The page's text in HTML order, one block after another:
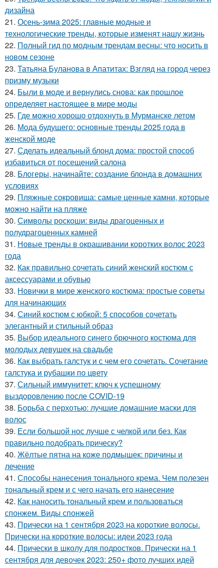
дизайна
21. Осень-зима 2025: главные модные и
технологические тренды, которые изменят нашу жизнь
22. Полный гид по модным трендам весны: что носить в
новом сезоне
23. Татьяна Буланова в Апатитах: Взгляд на город через
призму музыки
24. Были в моде и вернулись снова: как прошлое
определяет настоящее в мире моды
25. Где можно хорошо отдохнуть в Мурманске летом
26. Мода будущего: основные тренды 2025 года в
женской моде
27. Сделать идеальный блонд дома: простой способ
избавиться от посещений салона
28. Блогеры, начинайте: создание блонда в домашних
условиях
29. Пляжные сокровища: самые ценные камни, которые
можно найти на пляже
30. Символы роскоши: виды драгоценных и
полудрагоценных камней
31. Новые тренды в окрашивании коротких волос 2023
года
32. Как правильно сочетать синий женский костюм с
аксессуарами и обувью
33. Новички в мире женского костюма: простые советы
для начинающих
34. Синий костюм с юбкой: 5 способов сочетать
элегантный и стильный образ
35. Выбор идеального синего брючного костюма для
молодых девушек на свадьбе
36. Как выбрать галстук и с чем его сочетать. Сочетание
галстука и рубашки по цвету
37. Сильный иммунитет: ключ к успешному
выздоровлению после COVID-19
38. Борьба с перхотью: лучшие домашние маски для
волос
39. Если большой нос лучше с челкой или без. Как
правильно подобрать прическу?
40. Жёлтые пятна на коже подмышек: причины и
лечение
41. Способы нанесения тонального крема. Чем полезен
тональный крем и с чего начать его нанесение
42. Как наносить тональный крем и пользоваться
спонжем. Виды спонжей
43. Прически на 1 сентября 2023 на короткие волосы.
Прически на короткие волосы: идеи 2023 года
44. Прически в школу для подростков. Прически на 1
сентября для девочек 2023: 250+ фото лучших идей